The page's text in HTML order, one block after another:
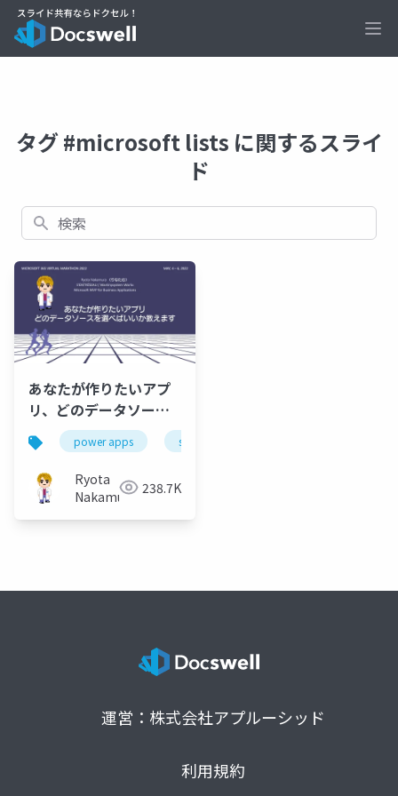
タグ #microsoft lists に関するスライ
ド
検索
あなたが作りたいアプ
リ、どのデータソース
を選べばいいか教えま
す
power apps sharepoint
Ryota
Nakamura 238.7K
運営：株式会社アプルーシッド
利用規約